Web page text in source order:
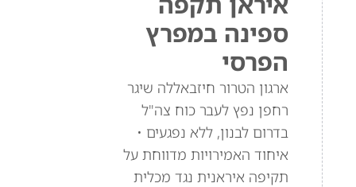
ספינה במפרץ
הפרסי
ארגון הטרור חיזבאללה שיגר
רחפן נפץ לעבר כוח צה"ל
בדרום לבנון, ללא נפגעים •
איחוד האמירויות מדווחת על
תקיפה איראנית נגד מכלית